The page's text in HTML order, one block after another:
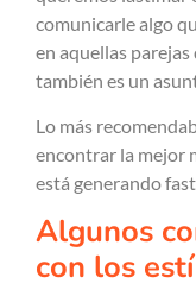
comunicarle algo
en aquellas
también es un
Lo más
encontrar la mejor
está generando
Algunos
con los